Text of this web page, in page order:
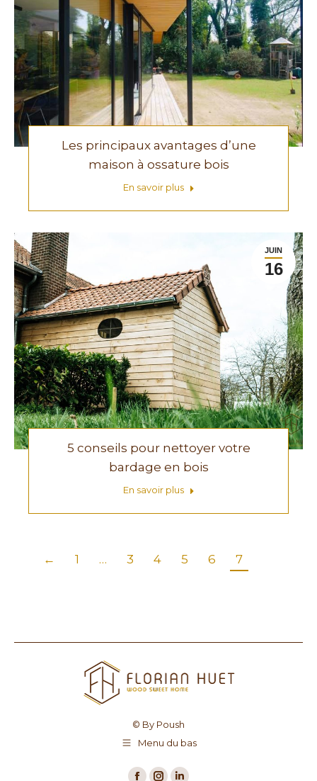
Les principaux avantages d’une
maison à ossature bois
En savoir plus
JUIN
16
5 conseils pour nettoyer votre
bardage en bois
En savoir plus
← 1 … 3 4 5 6 7
© By Poush
Menu du bas